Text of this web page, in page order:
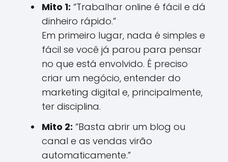
Mito 1: “Trabalhar online é fácil e dá
dinheiro rápido.”
Em primeiro lugar, nada é simples e
fácil se você já parou para pensar
no que está envolvido. É preciso
criar um negócio, entender do
marketing digital e, principalmente,
ter disciplina.
Mito 2: “Basta abrir um blog ou
canal e as vendas virão
automaticamente.”